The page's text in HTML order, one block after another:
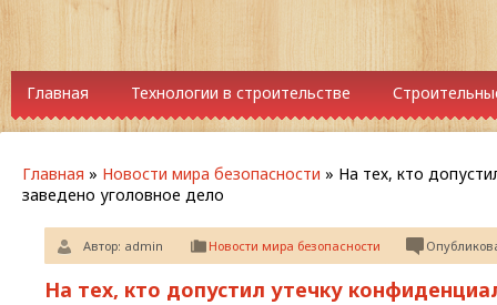
Главная Технологии в строительстве
Главная » Новости мира безопасности » На тех, кто
заведено уголовное дело
Автор: admin Новости мира безопасности
На тех, кто допустил утечку